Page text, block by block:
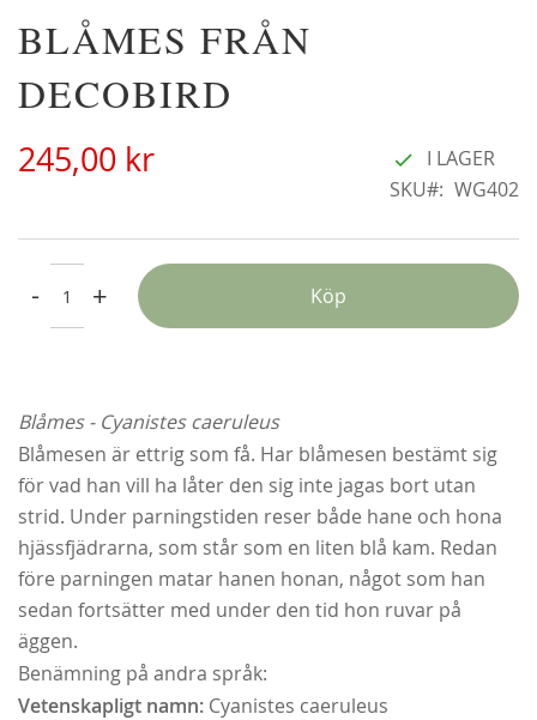
Christine Hélène'
BLÅMES FRÅN
DECOBIRD
245,00 kr
I LAGER
SKU
WG402
- + Köp
Blåmes - Cyanistes caeruleus
Blåmesen är ettrig som få. Har blåmesen bestämt sig
för vad han vill ha låter den sig inte jagas bort utan
strid. Under parningstiden reser både hane och hona
hjässfjädrarna, som står som en liten blå kam. Redan
före parningen matar hanen honan, något som han
sedan fortsätter med under den tid hon ruvar på
äggen.
Benämning på andra språk:
Vetenskapligt namn: Cyanistes caeruleus
Hoppa
till
början
av